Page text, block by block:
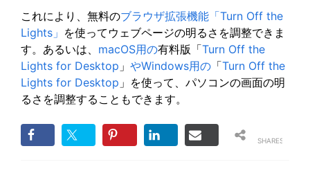
これにより、無料のブラウザ拡張機能「Turn Off the
Lights」 を使ってウェブページの明るさを調整できま
す。あるいは、 macOS用の有料版「Turn Off the
Lights for Desktop 」 やWindows用の 「Turn Off the
Lights for Desktop 」を使って、パソコンの画面の明
るさを調整することもできます。
SHARES